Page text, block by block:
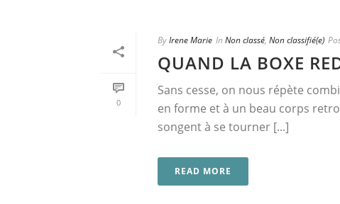
0
ByIrene Marie In Non classé, Non classifié(e)
QUAND LA BOXE
Sans cesse, on nous répète
en forme et à un beau corps
songent à se tourner [...]
READ MORE